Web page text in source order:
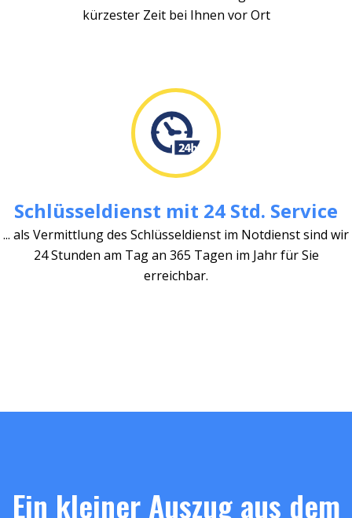
kürzester Zeit bei Ihnen vor Ort
Schlüsseldienst mit 24 Std. Service
... als Vermittlung des Schlüsseldienst im Notdienst sind wir
24 Stunden am Tag an 365 Tagen im Jahr für Sie
erreichbar.
Ein kleiner Auszug aus dem